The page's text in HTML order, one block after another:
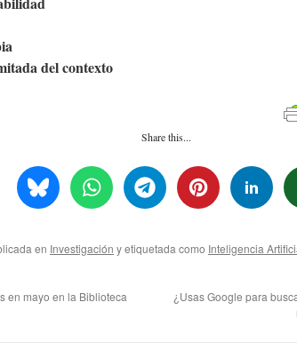
del contexto
Share this...
en Investigación y etiquetada como Inteligencia
en mayo en la Biblioteca
¿Usas Google para